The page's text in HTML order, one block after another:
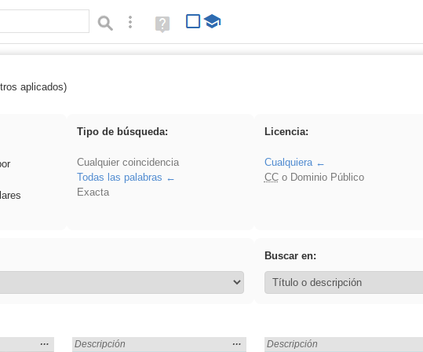
Búsqueda avanzada
Ayuda
(en
aplicados)
Tipo de búsqueda:
Cualquier coincidencia
Todas las palabras
Exacta
Licencia:
Cualquiera
CCo Dominio Público
Buscar en:
Mostrar
… Encontrado «Electrónica» en:
Descripción
Mostrar
… Encontrado «Electrónica» en:
Descripción